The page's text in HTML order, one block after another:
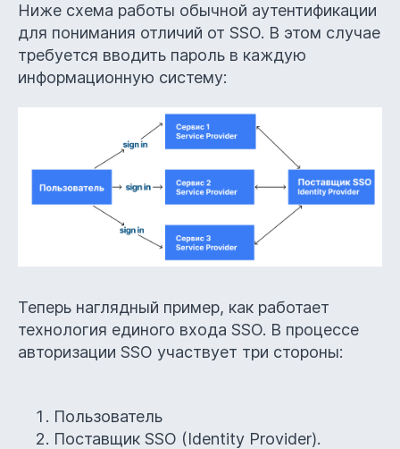
Ниже схема работы обычной аутентификации
для понимания отличий от SSO. В этом случае
требуется вводить пароль в каждую
информационную систему:
Теперь наглядный пример, как работает
технология единого входа SSO. В процессе
авторизации SSO участвует три стороны:
Пользователь
Поставщик SSO (Identity Provider).